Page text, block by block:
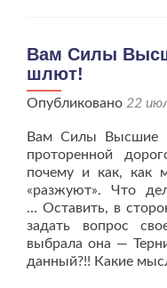
Вам Силы
шлют!
Опубликовано 22
Вам Силы Высшие
проторенной
почему и как, как
«разжуют». Что
… Оставить, в
задать вопрос
выбрала она —
данный?!! Какие